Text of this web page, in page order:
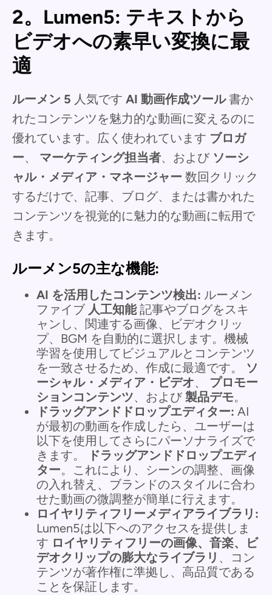
2。Lumen5: テキストから
ビデオへの素早い変換に最
適
ルーメン 5 人気です AI 動画作成ツール書か
れたコンテンツを魅力的な動画に変えるのに
優れています。広く使われています ブロガ
ー、 マーケティング担当者、および ソーシ
ャル・メディア・マネージャー 数回クリック
するだけで、記事、ブログ、または書かれた
コンテンツを視覚的に魅力的な動画に転用で
きます。
ルーメン5の主な機能:
AI を活用したコンテンツ検出: ルーメン
ファイブ 人工知能記事やブログをスキ
ャンし、関連する画像、ビデオクリッ
プ、BGM を自動的に選択します。機械
学習を使用してビジュアルとコンテンツ
を一致させるため、作成に最適です。 ソ
ーシャル・メディア・ビデオ、 プロモー
ションコンテンツ、および製品デモ。
ドラッグアンドドロップエディター: AI
が最初の動画を作成したら、ユーザーは
以下を使用してさらにパーソナライズで
きます。
ドラッグアンドドロップエディ
ター。これにより、シーンの調整、画像
の入れ替え、ブランドのスタイルに合わ
せた動画の微調整が簡単に行えます。
ロイヤリティフリーメディアライブラリ:
Lumen5は以下へのアクセスを提供しま
す ロイヤリティフリーの画像、音楽、ビ
デオクリップの膨大なライブラリ 、コン
テンツが著作権に準拠し、高品質である
ことを保証します。